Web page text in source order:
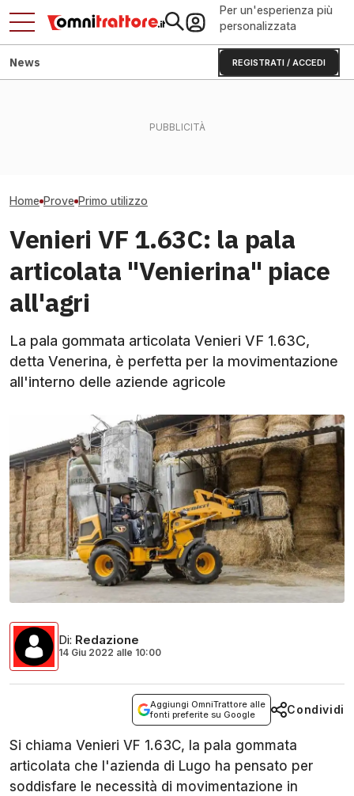
Per un'esperienza più
personalizzata
REGISTRATI / ACCEDI
News
Home Prove Primo utilizzo
Venieri VF 1.63C: la pala
articolata "Venierina" piace
all'agri
La pala gommata articolata Venieri VF 1.63C,
detta Venerina, è perfetta per la movimentazione
all'interno delle aziende agricole
Di: Redazione
14 Giu 2022 alle 10:00
Aggiungi OmniTrattore alle
fonti preferite su Google
Condividi
Si chiama Venieri VF 1.63C, la pala gommata
articolata che l'azienda di Lugo ha pensato per
soddisfare le necessità di movimentazione in